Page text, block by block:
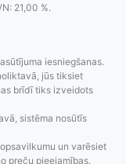
un
21,00 %.
iesniegšanas.
jūs tiksiet
brīdī tiks izveidots
sistēma nosūtīs
un varēsiet
preču pieejamības.